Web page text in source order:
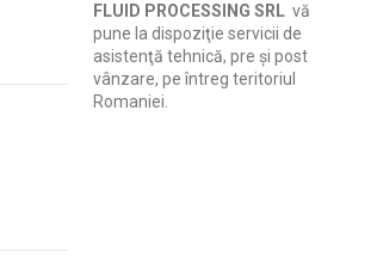
FLUID PROCESSING SRLvă
pune la dispoziţie servicii de
asistenţă tehnică, pre şi post
vânzare, pe întreg teritoriul
Romaniei.